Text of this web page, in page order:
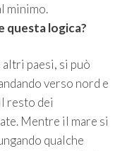
minimo.
questa logica?
paesi, si può
verso nord e
resto dei
Mentre il mare si
qualche